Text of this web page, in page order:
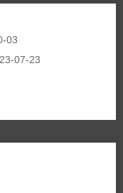
03
07-23